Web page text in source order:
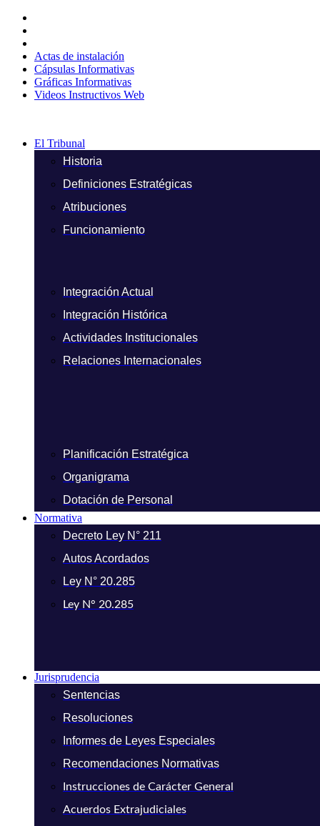
contenido
Actas de instalación
Cápsulas Informativas
Gráficas Informativas
Videos Instructivos Web
El Tribunal
Historia
Definiciones Estratégicas
Atribuciones
Funcionamiento
Integración Actual
Integración Histórica
Actividades Institucionales
Relaciones Internacionales
Planificación Estratégica
Organigrama
Dotación de Personal
Normativa
Decreto Ley N° 211
Autos Acordados
Ley N° 20.285
Ley N° 20.285
Jurisprudencia
Sentencias
Resoluciones
Informes de Leyes Especiales
Recomendaciones Normativas
Instrucciones de Carácter General
Acuerdos Extrajudiciales